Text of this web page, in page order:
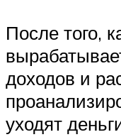
После того,
доходов и
уходят